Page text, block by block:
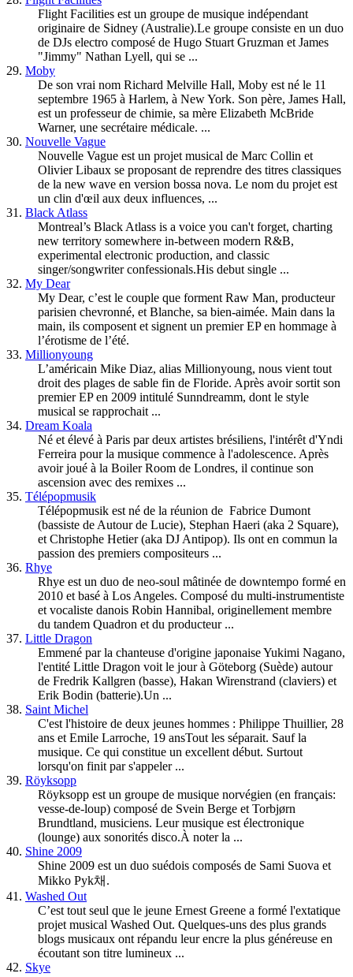
Flight Facilities est un groupe de musique indépendant
originaire de Sidney (Australie).Le groupe consiste en un duo
de DJs electro composé de Hugo Stuart Gruzman et James
"Jimmy" Nathan Lyell, qui se ...
29. Moby
De son vrai nom Richard Melville Hall, Moby est né le 11
septembre 1965 à Harlem, à New York. Son père, James Hall,
est un professeur de chimie, sa mère Elizabeth McBride
Warner, une secrétaire médicale. ...
30. Nouvelle Vague
Nouvelle Vague est un projet musical de Marc Collin et
Olivier Libaux se proposant de reprendre des titres classiques
de la new wave en version bossa nova. Le nom du projet est
un clin d'œil aux deux influences, ...
31. Black Atlass
Montreal’s Black Atlass is a voice you can't forget, charting
new territory somewhere in-between modern R&B,
experimental electronic production, and classic
singer/songwriter confessionals.His debut single ...
32. My Dear
My Dear, c’est le couple que forment Raw Man, producteur
parisien chevronné, et Blanche, sa bien-aimée. Main dans la
main, ils composent et signent un premier EP en hommage à
l’érotisme de l’été.
33. Millionyoung
L’américain Mike Diaz, alias Millionyoung, nous vient tout
droit des plages de sable fin de Floride. Après avoir sortit son
premier EP en 2009 intitulé Sunndreamm, dont le style
musical se rapprochait ...
34. Dream Koala
Né et élevé à Paris par deux artistes brésiliens, l'intérêt d'Yndi
Ferreira pour la musique commence à l'adolescence. Après
avoir joué à la Boiler Room de Londres, il continue son
ascension avec des remixes ...
35. Télépopmusik
Télépopmusik est né de la réunion de Fabrice Dumont
(bassiste de Autour de Lucie), Stephan Haeri (aka 2 Square),
et Christophe Hetier (aka DJ Antipop). Ils ont en commun la
passion des premiers compositeurs ...
36. Rhye
Rhye est un duo de neo-soul mâtinée de downtempo formé en
2010 et basé à Los Angeles. Composé du multi-instrumentiste
et vocaliste danois Robin Hannibal, originellement membre
du tandem Quadron et du producteur ...
37. Little Dragon
Emmené par la chanteuse d'origine japonaise Yukimi Nagano,
l'entité Little Dragon voit le jour à Göteborg (Suède) autour
de Fredrik Kallgren (basse), Hakan Wirenstrand (claviers) et
Erik Bodin (batterie).Un ...
38. Saint Michel
C'est l'histoire de deux jeunes hommes : Philippe Thuillier, 28
ans et Emile Larroche, 19 ansTout les séparait. Sauf la
musique. Ce qui constitue un excellent début. Surtout
lorsqu'on finit par s'appeler ...
39. Röyksopp
Röyksopp est un groupe de musique norvégien (en français:
vesse-de-loup) composé de Svein Berge et Torbjørn
Brundtland, musiciens. Leur musique est électronique
(lounge) aux sonorités disco.À noter la ...
40. Shine 2009
Shine 2009 est un duo suédois composés de Sami Suova et
Mikko Pyk채.
41. Washed Out
C’est tout seul que le jeune Ernest Greene a formé l'extatique
projet musical Washed Out. Quelques-uns des plus grands
blogs musicaux ont répandu leur encre la plus généreuse en
écoutant son titre lumineux ...
42. Skye